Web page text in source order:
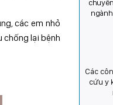
các em nhỏ
chống lại bệnh
Các
cứu y